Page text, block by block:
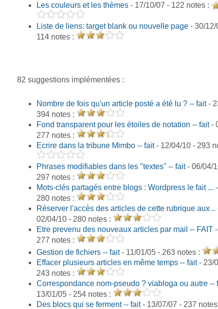
Les couleurs et les thèmes - 17/10/07 - 122 notes :
Liste de liens: target blank ou nouvelle page - 30/12/
114 notes :
82 suggestions implémentées :
Nombre de fois qu'un article posté a été lu ? -- fait-
394 notes :
Fond transparent pour les étoiles de notation -- fait-
277 notes :
Ecrire dans la tribune Mimbo -- fait- 12/04/10 - 293
Phrases modifiables dans les "textes" -- fait- 06/04/
297 notes :
Mots-clés partagés entre blogs : Wordpress le fait ...
280 notes :
Réserver l'accès des articles de cette rubrique aux ..
02/04/10 - 280 notes :
Etre prevenu des nouveaux articles par mail -- FAIT
277 notes :
Gestion de fichiers -- fait- 11/01/05 - 263 notes :
Effacer plusieurs articles en même temps -- fait- 23/
243 notes :
Correspondance nom-pseudo ? viabloga ou autre --
13/01/05 - 254 notes :
Des blocs qui se ferment -- fait- 13/07/07 - 237